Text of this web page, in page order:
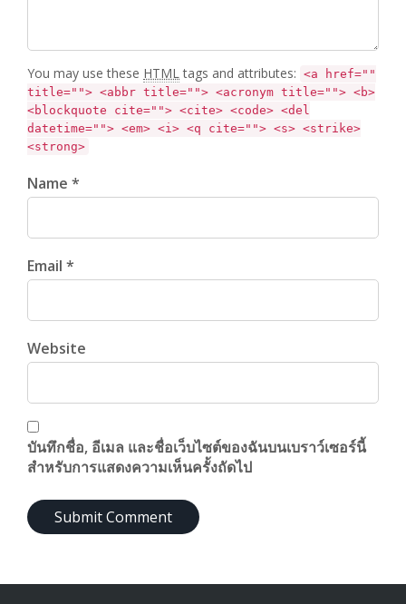
You may use these HTMLtags and attributes: <a href=""
title=""> <abbr title=""> <acronym title=""> <b>
<blockquote cite=""> <cite> <code> <del
datetime=""> <em> <i> <q cite=""> <s> <strike>
<strong>
Name *
Email *
Website
บันทึกชื่อ, อีเมล และชื่อเว็บไซต์ของฉันบนเบราว์เซอร์นี้
สำหรับการแสดงความเห็นครั้งถัดไป